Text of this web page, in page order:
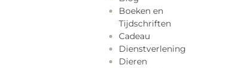
Boeken en
Tijdschriften
Cadeau
Dienstverlening
Dieren